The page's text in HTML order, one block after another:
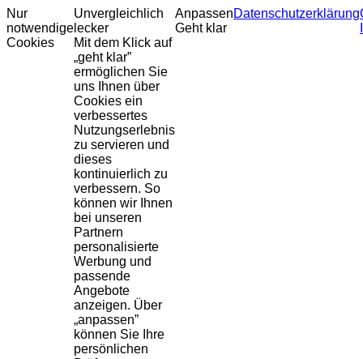
Nur
notwendige
Cookies
Unvergleichlich
lecker
Mit dem Klick auf
„geht klar”
ermöglichen Sie
uns Ihnen über
Cookies ein
verbessertes
Nutzungserlebnis
zu servieren und
dieses
kontinuierlich zu
verbessern. So
können wir Ihnen
bei unseren
Partnern
personalisierte
Werbung und
passende
Angebote
anzeigen. Über
„anpassen”
können Sie Ihre
persönlichen
Anpassen
Geht klar
Datenschutzerklärung